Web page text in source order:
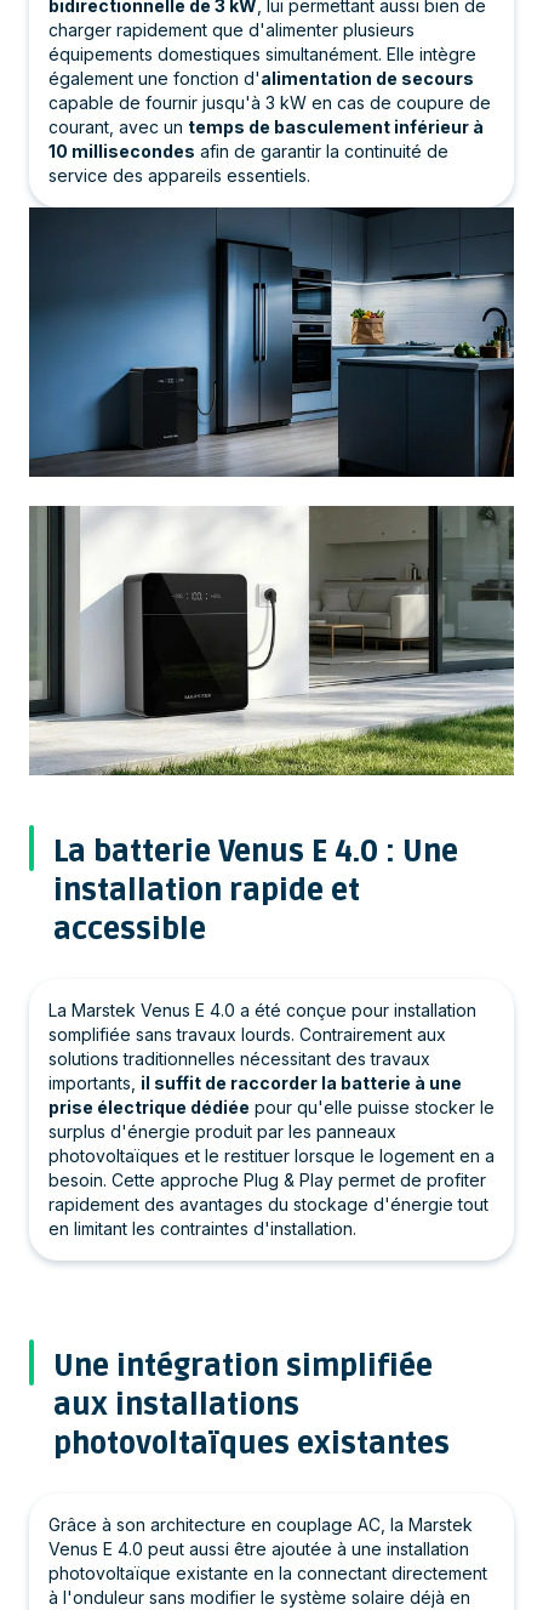
bidirectionnelle de 3 kW , lui permettant aussi bien de
charger rapidement que d'alimenter plusieurs
équipements domestiques simultanément. Elle intègre
également une fonction d'alimentation de secours
capable de fournir jusqu'à 3 kW en cas de coupure de
courant, avec un temps de basculement inférieur à
10 millisecondes afin de garantir la continuité de
service des appareils essentiels.
La batterie Venus E 4.0 : Une
installation rapide et
accessible
La Marstek Venus E 4.0 a été conçue pour installation
somplifiée sans travaux lourds. Contrairement aux
solutions traditionnelles nécessitant des travaux
importants, il suffit de raccorder la batterie à une
prise électrique dédiée pour qu'elle puisse stocker le
surplus d'énergie produit par les panneaux
photovoltaïques et le restituer lorsque le logement en a
besoin. Cette approche Plug & Play permet de profiter
rapidement des avantages du stockage d'énergie tout
en limitant les contraintes d'installation.
Une intégration simplifiée
aux installations
photovoltaïques existantes
Grâce à son architecture en couplage AC, la Marstek
Venus E 4.0 peut aussi être ajoutée à une installation
photovoltaïque existante en la connectant directement
à l'onduleur sans modifier le système solaire déjà en